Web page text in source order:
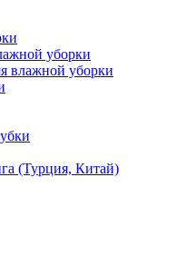
уборки
влажной уборки
(Турция, Китай)